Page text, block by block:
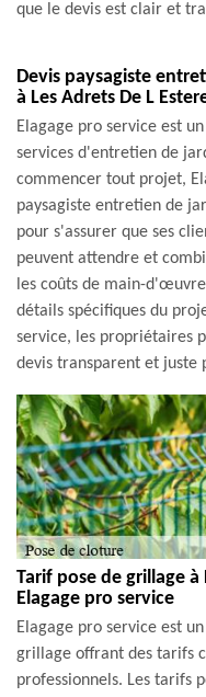
que le devis est clair et
Devis paysagiste
à Les Adrets De L
Elagage pro service est
services d'entretien de
commencer tout projet,
paysagiste entretien de
pour s'assurer que ses
peuvent attendre et
les coûts de main-
détails spécifiques du
service, les propriétaires
devis transparent et
Tarif pose de grillage à
Elagage pro service
Elagage pro service est
grillage offrant des tarifs
professionnels. Les tarifs